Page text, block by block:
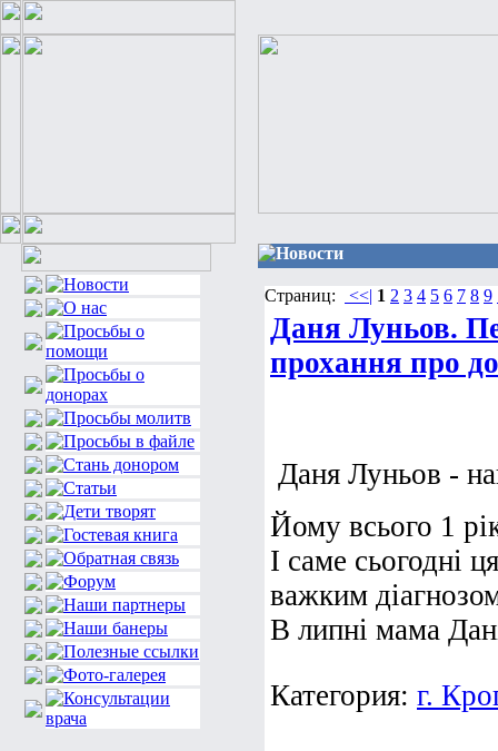
Новости
Страниц: <<| 1 2 3 4 5 6 7 8 9
Даня Луньов.
прохання про
Даня Луньов -
Йому всього 1
І саме сьогодні
важким
В липні мама
Категория: г.